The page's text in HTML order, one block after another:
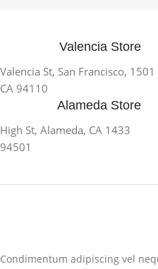
Valencia Store
1501 Valencia St, San Francisco,
CA 94110
Alameda Store
1433 High St, Alameda, CA
94501
Condimentum adipiscing vel